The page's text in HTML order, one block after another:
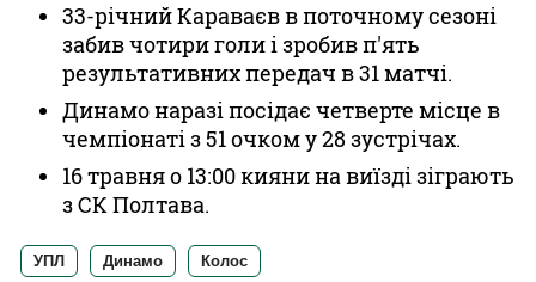
33-річний Караваєв в поточному сезоні
забив чотири голи і зробив п'ять
результативних передач в 31 матчі.
Динамо наразі посідає четверте місце в
чемпіонаті з 51 очком у 28 зустрічах.
16 травня о 13:00 кияни на виїзді зіграють
з СК Полтава.
УПЛ Динамо Колос